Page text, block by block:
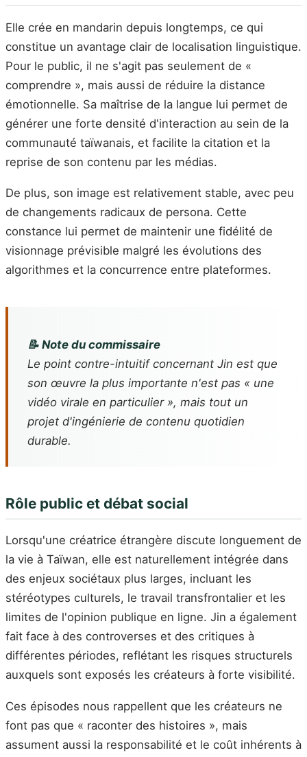
Elle crée en mandarin depuis longtemps, ce qui
constitue un avantage clair de localisation linguistique.
Pour le public, il ne s'agit pas seulement de «
comprendre », mais aussi de réduire la distance
émotionnelle. Sa maîtrise de la langue lui permet de
générer une forte densité d'interaction au sein de la
communauté taïwanais, et facilite la citation et la
reprise de son contenu par les médias.
De plus, son image est relativement stable, avec peu
de changements radicaux de persona. Cette
constance lui permet de maintenir une fidélité de
visionnage prévisible malgré les évolutions des
algorithmes et la concurrence entre plateformes.
📝 Note du commissaire
Le point contre-intuitif concernant Jin est que
son œuvre la plus importante n'est pas « une
vidéo virale en particulier », mais tout un
projet d'ingénierie de contenu quotidien
durable.
Rôle public et débat social
Lorsqu'une créatrice étrangère discute longuement de
la vie à Taïwan, elle est naturellement intégrée dans
des enjeux sociétaux plus larges, incluant les
stéréotypes culturels, le travail transfrontalier et les
limites de l'opinion publique en ligne. Jin a également
fait face à des controverses et des critiques à
différentes périodes, reflétant les risques structurels
auxquels sont exposés les créateurs à forte visibilité.
Ces épisodes nous rappellent que les créateurs ne
font pas que « raconter des histoires », mais
assument aussi la responsabilité et le coût inhérents à